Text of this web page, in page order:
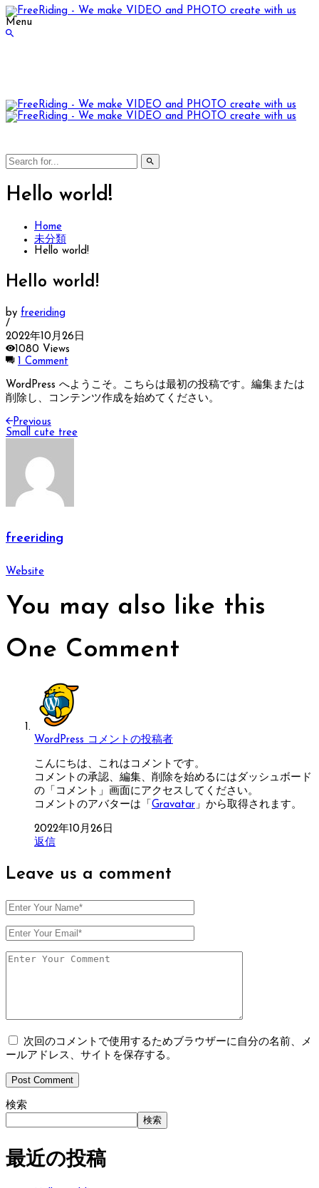
Menu
Hello world!
Home
未分類
Hello world!
Hello world!
by freeriding
/
2022年10月26日
1080 Views
1 Comment
WordPress へようこそ。こちらは最初の投稿です。編集または
削除し、コンテンツ作成を始めてください。
Previous
Small cute tree
freeriding
Website
You may also like this
One Comment
WordPress コメントの投稿者
こんにちは、これはコメントです。
コメントの承認、編集、削除を始めるにはダッシュボード
の「コメント」画面にアクセスしてください。
コメントのアバターは「 Gravatar 」から取得されます。
2022年10月26日
返信
Leave us a comment
次回のコメントで使用するためブラウザーに自分の名前、メ
ールアドレス、サイトを保存する。
検索
検索
最近の投稿